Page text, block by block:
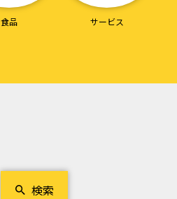
食品 サービス
検索